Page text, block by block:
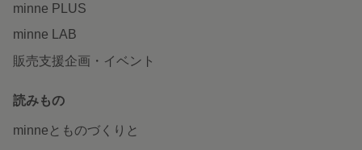
minne PLUS
minne LAB
販売支援企画・イベント
読みもの
minneとものづくりと